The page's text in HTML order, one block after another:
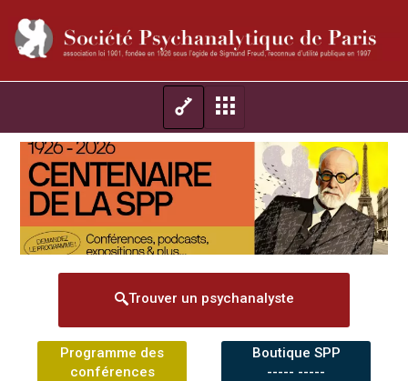
Trouver un psychanalyste
Programme des
conférences
Boutique SPP
----- -----